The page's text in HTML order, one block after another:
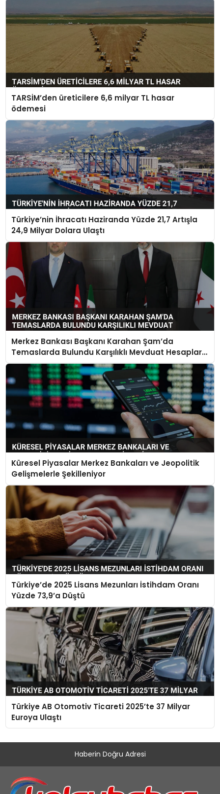
TARSİM’den üreticilere 6,6 milyar TL hasar
ödemesi
Türkiye’nin İhracatı Haziranda Yüzde 21,7 Artışla
24,9 Milyar Dolara Ulaştı
Merkez Bankası Başkanı Karahan Şam’da
Temaslarda Bulundu Karşılıklı Mevduat Hesapları
Açılacak
Küresel Piyasalar Merkez Bankaları ve Jeopolitik
Gelişmelerle Şekilleniyor
Türkiye’de 2025 Lisans Mezunları İstihdam Oranı
Yüzde 73,9’a Düştü
Türkiye AB Otomotiv Ticareti 2025’te 37 Milyar
Euroya Ulaştı
Haberin Doğru Adresi